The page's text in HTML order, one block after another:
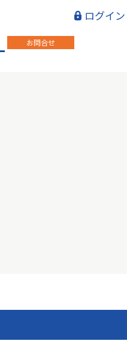
お問合せ
ログイン